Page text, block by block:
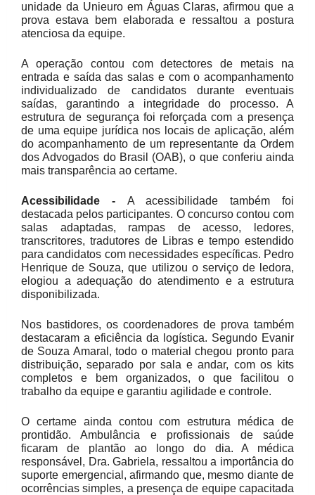
unidade da Unieuro em Águas Claras, afirmou que a
prova estava bem elaborada e ressaltou a postura
atenciosa da equipe.
A operação contou com detectores de metais na
entrada e saída das salas e com o acompanhamento
individualizado de candidatos durante eventuais
saídas, garantindo a integridade do processo. A
estrutura de segurança foi reforçada com a presença
de uma equipe jurídica nos locais de aplicação, além
do acompanhamento de um representante da Ordem
dos Advogados do Brasil (OAB), o que conferiu ainda
mais transparência ao certame.
Acessibilidade - A acessibilidade também foi
destacada pelos participantes. O concurso contou com
salas adaptadas, rampas de acesso, ledores,
transcritores, tradutores de Libras e tempo estendido
para candidatos com necessidades específicas. Pedro
Henrique de Souza, que utilizou o serviço de ledora,
elogiou a adequação do atendimento e a estrutura
disponibilizada.
Nos bastidores, os coordenadores de prova também
destacaram a eficiência da logística. Segundo Evanir
de Souza Amaral, todo o material chegou pronto para
distribuição, separado por sala e andar, com os kits
completos e bem organizados, o que facilitou o
trabalho da equipe e garantiu agilidade e controle.
O certame ainda contou com estrutura médica de
prontidão. Ambulância e profissionais de saúde
ficaram de plantão ao longo do dia. A médica
responsável, Dra. Gabriela, ressaltou a importância do
suporte emergencial, afirmando que, mesmo diante de
ocorrências simples, a presença de equipe capacitada